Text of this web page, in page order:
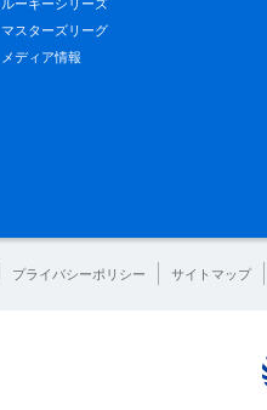
ルーキーシリーズ
マスターズリーグ
メディア情報
プライバシーポリシー サイトマップ